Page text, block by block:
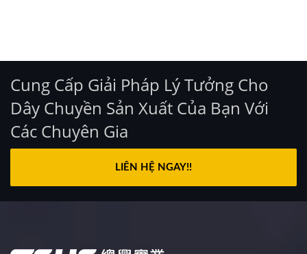
Cung Cấp Giải Pháp Lý Tưởng Cho
Dây Chuyền Sản Xuất Của Bạn Với
Các Chuyên Gia
LIÊN HỆ NGAY!!